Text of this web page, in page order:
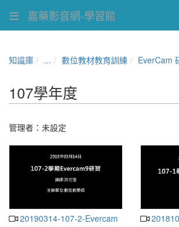
嘉藥影音網-學習館
知識庫 ... 數位教材教育訓練 EverCam
107學年度
管理者：未設定
20190314-107-2-Evercam